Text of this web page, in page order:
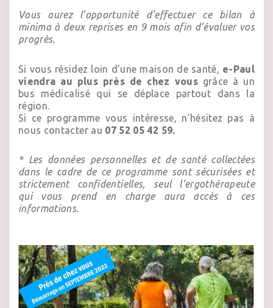
Vous aurez l’opportunité d’effectuer ce bilan à
minima à deux reprises en 9 mois afin d’évaluer vos
progrès.
Si vous résidez loin d’une maison de santé, e-Paul
viendra au plus près de chez vousgrâce à un
bus médicalisé qui se déplace partout dans la
région.
Si ce programme vous intéresse, n’hésitez pas à
nous contacter au 07 52 05 42 59.
* Les données personnelles et de santé collectées
dans le cadre de ce programme sont sécurisées et
strictement confidentielles, seul l’ergothérapeute
qui vous prend en charge aura accès à ces
informations.